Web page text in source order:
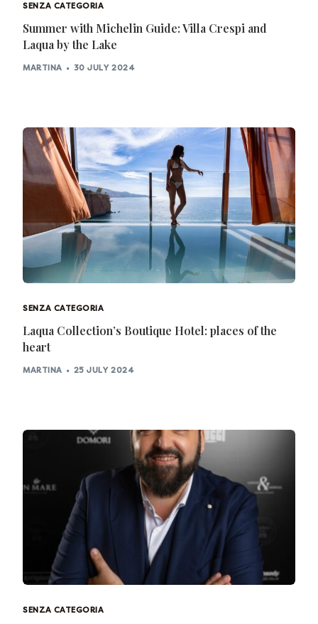
SENZA CATEGORIA
Summer with Michelin Guide: Villa Crespi and
Laqua by the Lake
MARTINA 30 JULY 2024
SENZA CATEGORIA
Laqua Collection’s Boutique Hotel: places of the
heart
MARTINA 25 JULY 2024
SENZA CATEGORIA